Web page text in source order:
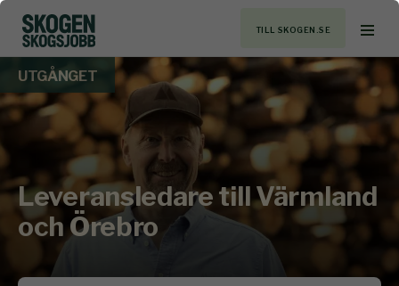
TILL SKOGEN.SE
UTGÅNGET
Leveransledare till Värmland
och Örebro